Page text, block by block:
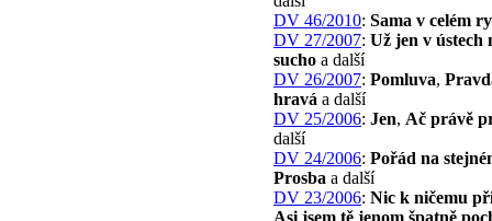
DV 46/2010: Sama v celém
DV 27/2007: Už jen v ústech
sucho a další
DV 26/2007: Pomluva,
hravá a další
DV 25/2006: Jen, Ač právě
další
DV 24/2006: Pořád na
Prosba a další
DV 23/2006: Nic k ničemu
Asi jsem tě jenom špatně